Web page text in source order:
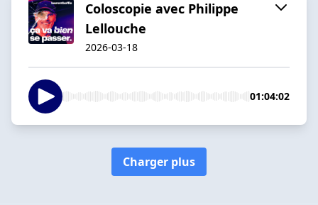
Coloscopie avec Philippe
Lellouche
2026-03-18
01:04:02
Charger plus